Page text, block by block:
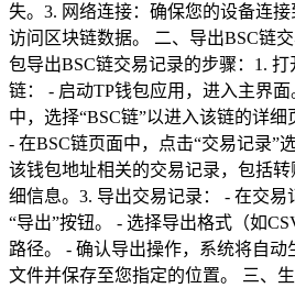
失。3. 网络连接：确保您的设备连
访问区块链数据。 二、导出BSC链
包导出BSC链交易记录的步骤：1. 打
链： - 启动TP钱包应用，进入主界面
中，选择“BSC链”以进入该链的详细
- 在BSC链页面中，点击“交易记录”
该钱包地址相关的交易记录，包括
细信息。3. 导出交易记录： - 在交
“导出”按钮。 - 选择导出格式（如
路径。 - 确认导出操作，系统将自
文件并保存至您指定的位置。 三、